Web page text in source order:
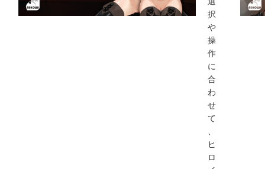
択
や
操
作
に
合
わ
せ
て
、
ヒ
ロ